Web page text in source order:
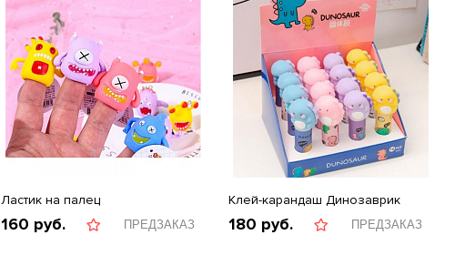
Ластик на палец
160 руб. ПРЕДЗАКАЗ
Клей-карандаш Динозаврик
180 руб. ПРЕДЗАКАЗ